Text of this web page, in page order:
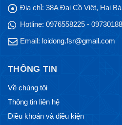
Địa chỉ: 38A Đại Cồ Việt, Hai
Hotline: 0976558225 -
Email: loidong.fsr@gmail.com
THÔNG TIN
Về chúng tôi
Thông tin liên hệ
Điều khoản và điều kiện